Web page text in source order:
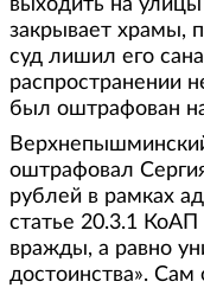
выходить на улицы
закрывает храмы,
суд лишил его
распространении
был оштрафован
оштрафовал
рублей в рамках
статье 20.3.1
вражды, а равно
достоинства».